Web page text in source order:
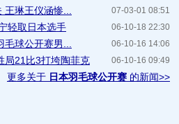
07-03-01 08:51
琳王仪涵惨...
06-10-18 22:30
轻取日本选手
06-10-16 14:06
球公开赛男...
06-10-16 09:49
局21比3打垮陶菲克
更多关于 日本羽毛球公开赛 的新闻>>